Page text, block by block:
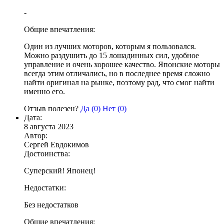
-
Общие впечатления:
Один из лучших моторов, которым я пользовался.
Можно раздушить до 15 лошадинных сил, удобное
управление и очень хорошее качество. Японские моторы
всегда этим отличались, но в последнее время сложно
найти оригинал на рынке, поэтому рад, что смог найти
именно его.
Отзыв полезен? Да (0) Нет (0)
Дата:
8 августа 2023
Автор:
Сергей Евдокимов
Достоинства:
Суперский! Японец!
Недостатки:
Без недостатков
Общие впечатления: